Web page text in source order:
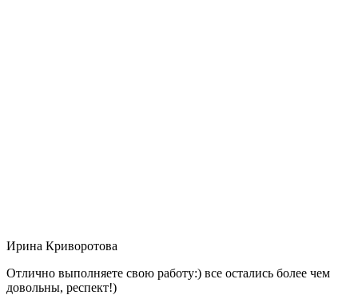
Ирина Криворотова
Отлично выполняете свою работу:) все остались более чем
довольны, респект!)